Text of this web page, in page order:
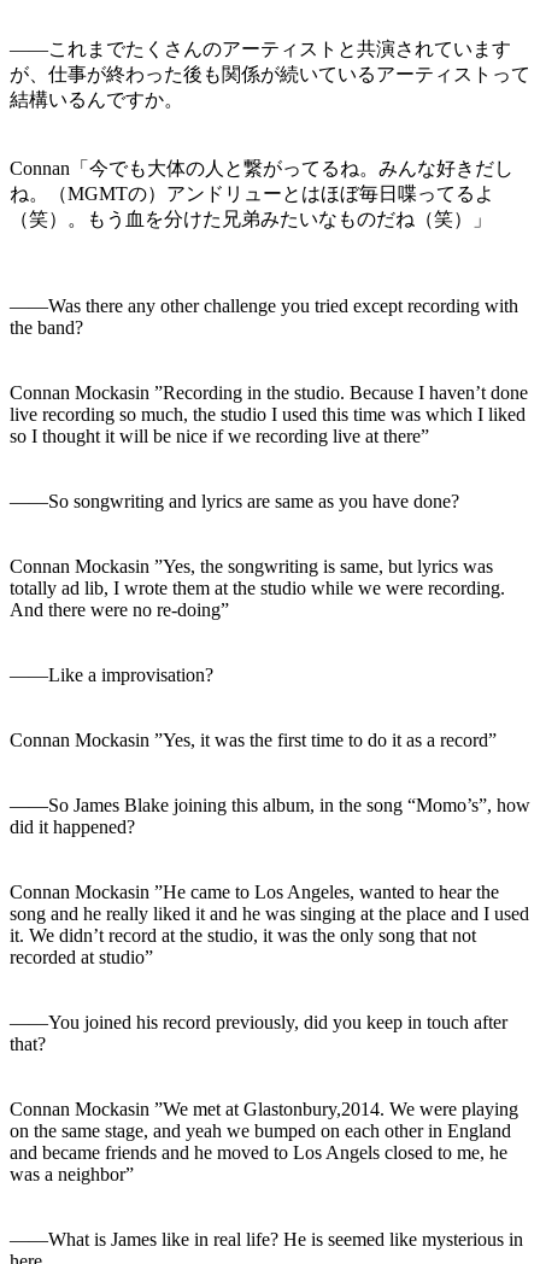
――これまでたくさんのアーティストと共演されています
が、仕事が終わった後も関係が続いているアーティストって
結構いるんですか。
Connan「今でも大体の人と繋がってるね。みんな好きだし
ね。（MGMTの）アンドリューとはほぼ毎日喋ってるよ
（笑）。もう血を分けた兄弟みたいなものだね（笑）」
――Was there any other challenge you tried except recording with
the band?
Connan Mockasin ”Recording in the studio. Because I haven’t done
live recording so much, the studio I used this time was which I liked
so I thought it will be nice if we recording live at there”
――So songwriting and lyrics are same as you have done?
Connan Mockasin ”Yes, the songwriting is same, but lyrics was
totally ad lib, I wrote them at the studio while we were recording.
And there were no re-doing”
――Like a improvisation?
Connan Mockasin ”Yes, it was the first time to do it as a record”
――So James Blake joining this album, in the song “Momo’s”, how
did it happened?
Connan Mockasin ”He came to Los Angeles, wanted to hear the
song and he really liked it and he was singing at the place and I used
it. We didn’t record at the studio, it was the only song that not
recorded at studio”
――You joined his record previously, did you keep in touch after
that?
Connan Mockasin ”We met at Glastonbury,2014. We were playing
on the same stage, and yeah we bumped on each other in England
and became friends and he moved to Los Angels closed to me, he
was a neighbor”
――What is James like in real life? He is seemed like mysterious in